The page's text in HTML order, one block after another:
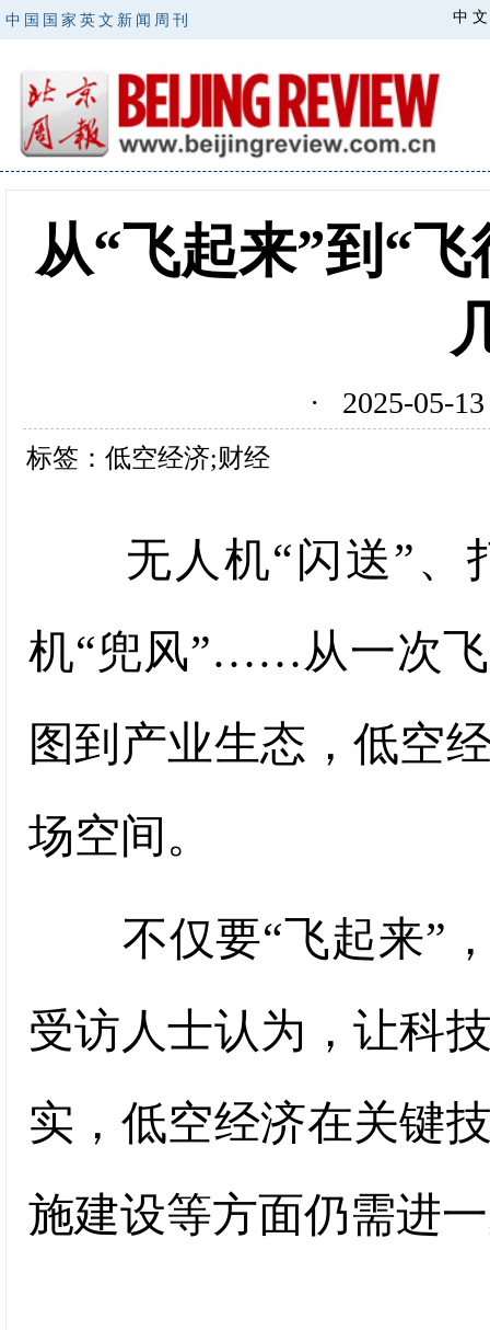
中国国家英文新闻周刊 中 文
从“飞起来”到“
· 2025-05-
标签：低空经济;财经
无人机“闪送”、
机“兜风”……从一次
图到产业生态，低空
场空间。
不仅要“飞起来”，
受访人士认为，让科
实，低空经济在关键
施建设等方面仍需进